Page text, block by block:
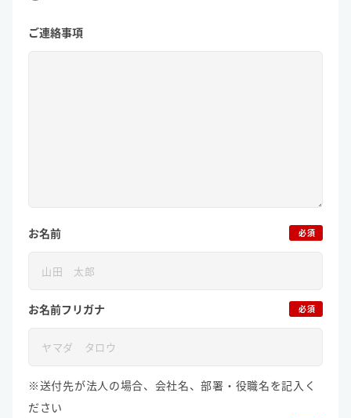
ご連絡事項
お名前 必須
お名前フリガナ 必須
※送付先が法人の場合、会社名、部署・役職名を記入く
ださい